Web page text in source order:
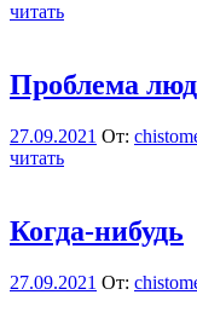
читать
Проблема
27.09.2021 От:
читать
Когда-нибудь
27.09.2021 От: